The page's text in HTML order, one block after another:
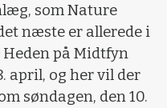
som Nature
næste er allerede i
på Midtfyn
april, og her vil der
søndagen, den 10.